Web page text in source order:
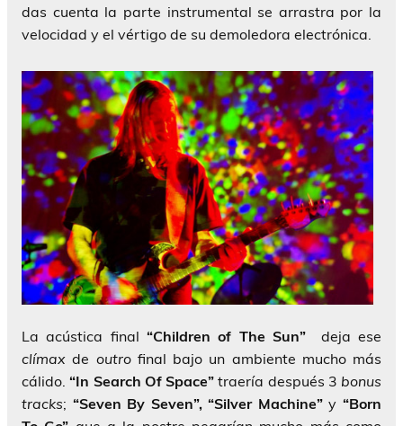
das cuenta la parte instrumental se arrastra por la
velocidad y el vértigo de su demoledora electrónica.
La acústica final “Children of The Sun” deja ese
clímax de outrofinal bajo un ambiente mucho más
cálido.“In Search Of Space” traería después 3 bonus
tracks; “Seven By Seven”, “Silver Machine”y“Born